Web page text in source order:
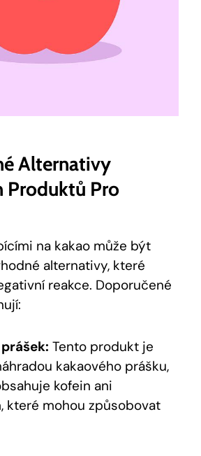
Alternativy
Produktů Pro
na kakao může být
alternativy, které
reakce. Doporučené
Tento produkt je
kakaového prášku,
kofein ani
které mohou způsobovat